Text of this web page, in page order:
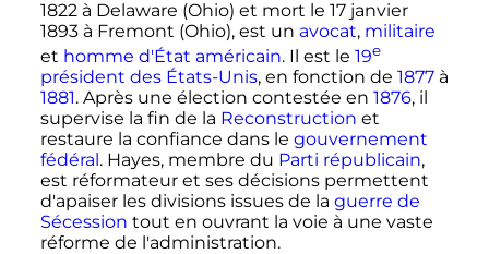
1822 à Delaware (Ohio) et mort le 17 janvier
1893à Fremont (Ohio), est un avocat, militaire
et homme d'État américain. Il est le 19e
président des États-Unis, en fonction de 1877à
1881. Après une élection contestée en 1876, il
supervise la fin de la Reconstruction et
restaure la confiance dans le gouvernement
fédéral. Hayes, membre du Parti républicain,
est réformateur et ses décisions permettent
d'apaiser les divisions issues de la guerre de
Sécession tout en ouvrant la voie à une vaste
réforme de l'administration.